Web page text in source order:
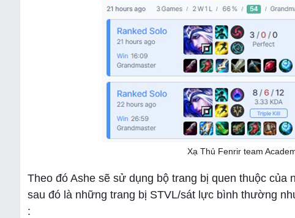
Xạ Thủ Fenrir team
Theo đó Ashe sẽ sử dụng bộ trang bị quen thuộc
sau đó là những trang bị STVL/sát lực bình thường
: